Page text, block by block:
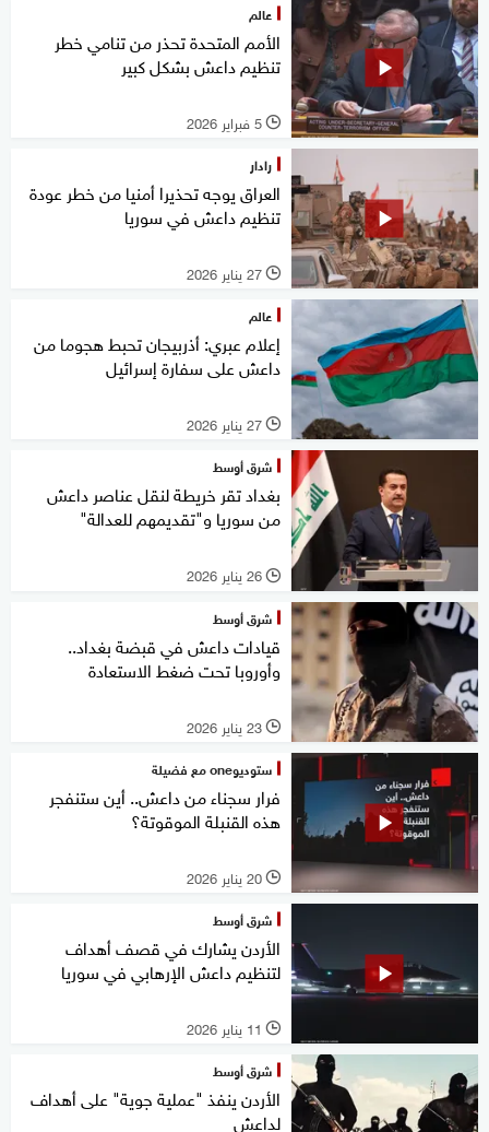
عالم
الأمم المتحدة تحذر من تنامي خطر
تنظيم داعش بشكل كبير
l 5 فبراير 2026
رادار
العراق يوجه تحذيرا أمنيا من خطر عودة
تنظيم داعش في سوريا
l 27 يناير 2026
عالم
إعلام عبري: أذربيجان تحبط هجوما من
داعش على سفارة إسرائيل
l 27 يناير 2026
شرق أوسط
بغداد تقر خريطة لنقل عناصر داعش
من سوريا و"تقديمهم للعدالة"
l 26 يناير 2026
شرق أوسط
قيادات داعش في قبضة بغداد..
وأوروبا تحت ضغط الاستعادة
l 23 يناير 2026
ستوديوone مع فضيلة
فرار سجناء من داعش.. أين ستنفجر
هذه القنبلة الموقوتة؟
l 20 يناير 2026
شرق أوسط
الأردن يشارك في قصف أهداف
لتنظيم داعش الإرهابي في سوريا
l 11 يناير 2026
شرق أوسط
الأردن ينفذ "عملية جوية" على أهداف
لداعش